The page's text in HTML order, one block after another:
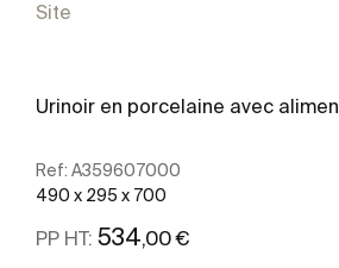
Site
Urinoir en porcelaine avec
Ref: A359607000
490 x 295 x 700
PP HT: 534,00 €